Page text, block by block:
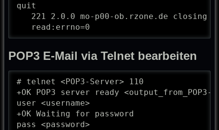
quit
221 2.0.0 mo-p00-ob.rzone.de closing
   read:errno=0
POP3 E-Mail via Telnet bearbeiten
# telnet <POP3-Server> 110
+OK POP3 server ready <output_from_POP3-
user <username>
+OK Waiting for password
pass <password>